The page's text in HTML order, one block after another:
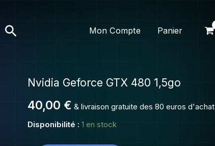
Rechercher Mon Compte Panier
Nvidia Geforce GTX 480 1,5go
40,00 € & livraison gratuite des 80 euros d'achat
Disponibilité : 1 en stock
quantité
Nvidia
Geforce
GTX